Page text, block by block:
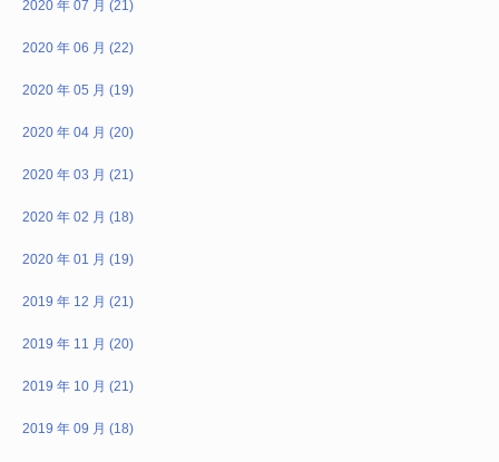
2020 年 07 月 (21)
2020 年 06 月 (22)
2020 年 05 月 (19)
2020 年 04 月 (20)
2020 年 03 月 (21)
2020 年 02 月 (18)
2020 年 01 月 (19)
2019 年 12 月 (21)
2019 年 11 月 (20)
2019 年 10 月 (21)
2019 年 09 月 (18)